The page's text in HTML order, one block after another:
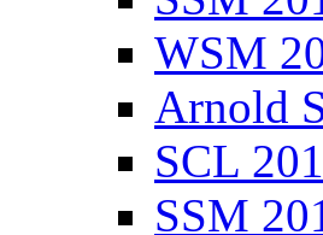
WSM
Arnold
SCL
SSM